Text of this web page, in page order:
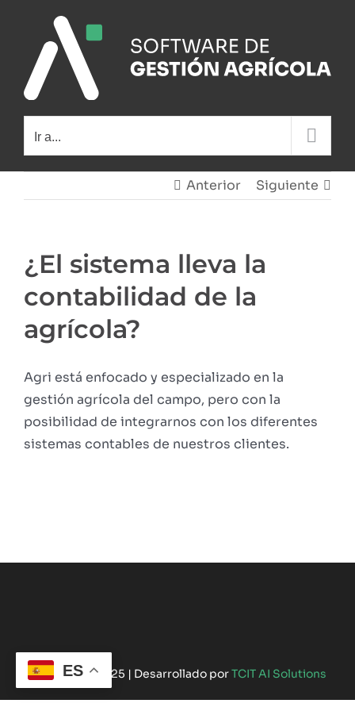
contenido
Ir a...
Anterior Siguiente
¿El sistema lleva la
contabilidad de la
agrícola?
Agri está enfocado y especializado en la
gestión agrícola del campo, pero con la
posibilidad de integrarnos con los diferentes
sistemas contables de nuestros clientes.
©Copyright 2025 | Desarrollado porTCIT AI Solutions
ES